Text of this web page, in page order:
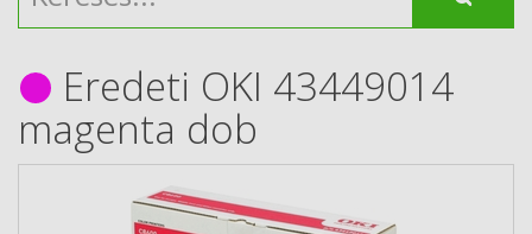
Eredeti OKI 43449014
magenta dob